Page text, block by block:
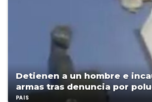
Detienen a un hombre e
armas tras denuncia por
PAÍS